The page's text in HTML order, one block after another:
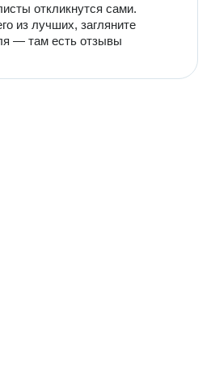
откликнутся сами.
из лучших, загляните
— там есть отзывы